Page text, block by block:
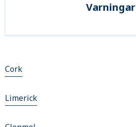
Varningar
Cork
Limerick